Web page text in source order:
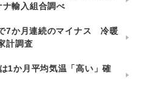
輸入組合調べ
7か月連続のマイナス 冷暖
計調査
1か月平均気温「高い」確